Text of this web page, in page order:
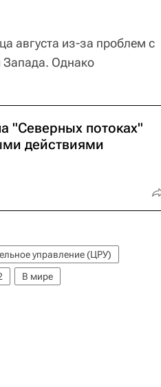
августа из-за проблем с
Однако
"Северных потоках"
действиями
управление (ЦРУ)
В мире